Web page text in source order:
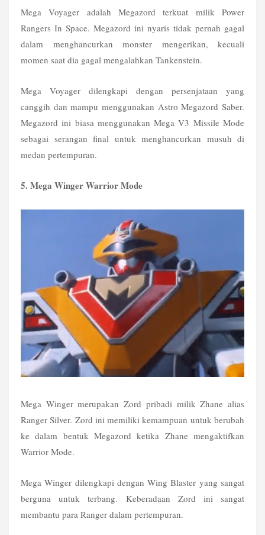
Mega Voyager adalah Megazord terkuat milik Power
Rangers In Space. Megazord ini nyaris tidak pernah gagal
dalam menghancurkan monster mengerikan, kecuali
momen saat dia gagal mengalahkan Tankenstein.
Mega Voyager dilengkapi dengan persenjataan yang
canggih dan mampu menggunakan Astro Megazord Saber.
Megazord ini biasa menggunakan Mega V3 Missile Mode
sebagai serangan final untuk menghancurkan musuh di
medan pertempuran.
5. Mega Winger Warrior Mode
Mega Winger merupakan Zord pribadi milik Zhane alias
Ranger Silver. Zord ini memiliki kemampuan untuk berubah
ke dalam bentuk Megazord ketika Zhane mengaktifkan
Warrior Mode.
Mega Winger dilengkapi dengan Wing Blaster yang sangat
berguna untuk terbang. Keberadaan Zord ini sangat
membantu para Ranger dalam pertempuran.